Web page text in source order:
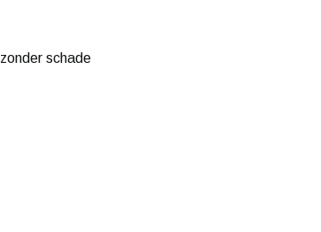
schade